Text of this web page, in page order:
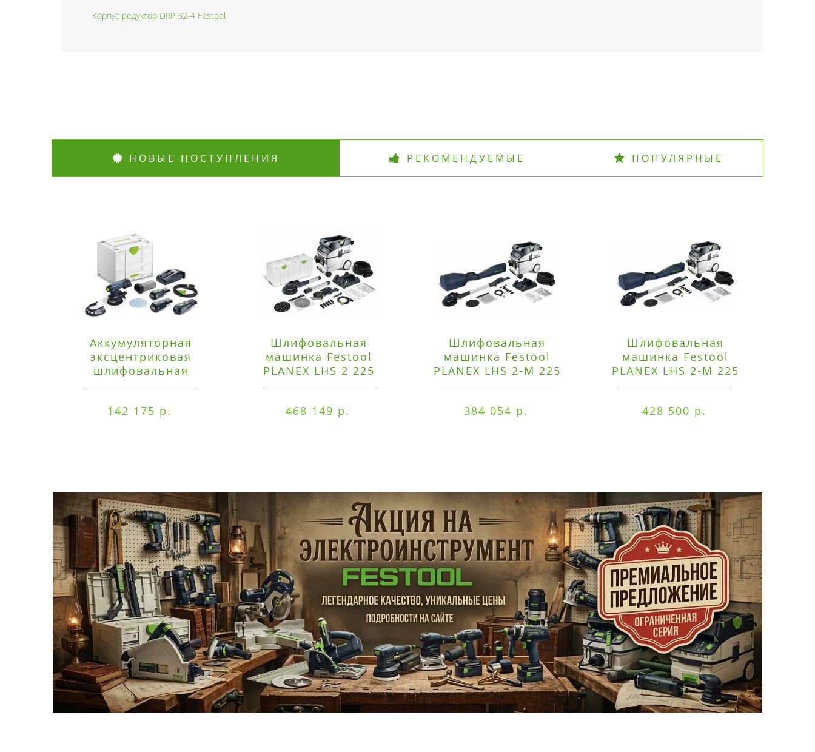
Корпус редуктор DRP 32-4 Festool
НОВЫЕ ПОСТУПЛЕНИЯ РЕКОМЕНДУЕМЫЕ ПОПУЛЯРНЫЕ
Аккумуляторная
эксцентриковая
шлифовальная
142 175 р.
Шлифовальная
машинка Festool
PLANEX LHS 2 225
468 149 р.
Шлифовальная
машинка Festool
PLANEX LHS 2-M 225
384 054 р.
Шлифовальная
машинка Festool
PLANEX LHS 2-M 225
428 500 р.